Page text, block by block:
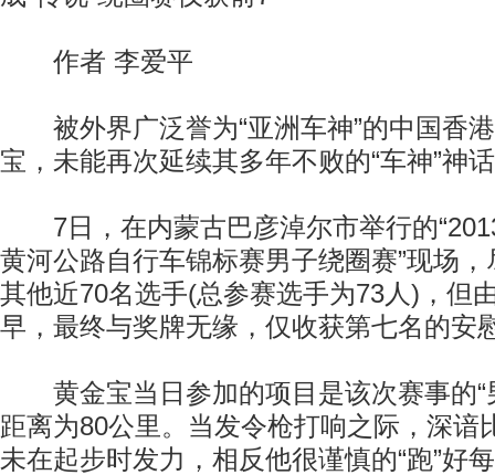
作者 李爱平
被外界广泛誉为“亚洲车神”的中国香
宝，未能再次延续其多年不败的“车神”神
7日，在内蒙古巴彦淖尔市举行的
黄河公路自行车锦标赛男子绕圈赛”现场
其他近70名选手(总参赛选手为73人)，但
早，最终与奖牌无缘，仅收获第七名的安
黄金宝当日参加的项目是该次赛事的“
距离为80公里。当发令枪打响之际，深谙
未在起步时发力，相反他很谨慎的“跑”好